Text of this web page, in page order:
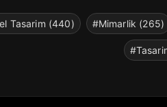
Tasarim (440) #Mimarlik (265)